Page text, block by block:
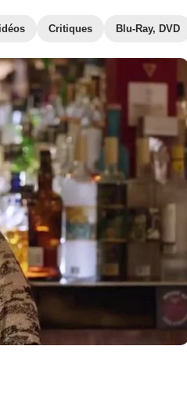
Critiques Blu-Ray, DVD